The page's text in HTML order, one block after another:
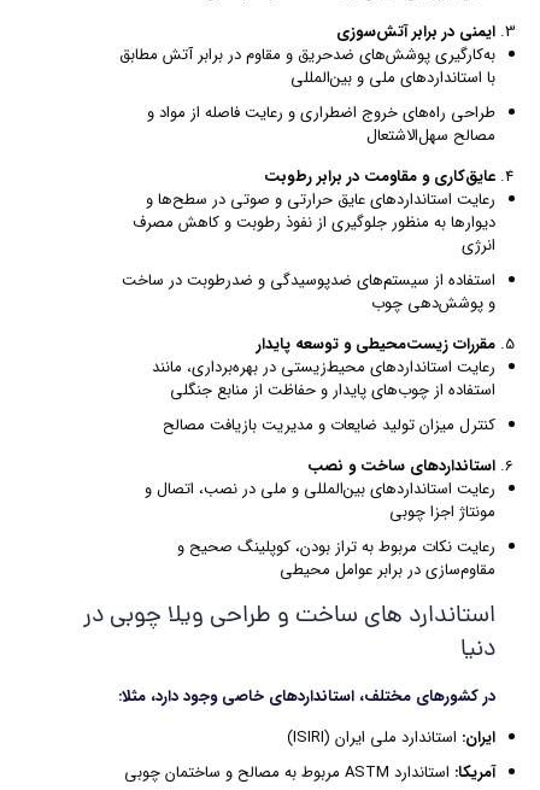
ایمنی در برابر آتش‌سوزی
به‌کارگیری پوشش‌های ضدحریق و مقاوم در برابر آتش مطابق
با استانداردهای ملی و بین‌المللی
طراحی راه‌های خروج اضطراری و رعایت فاصله از مواد و
مصالح سهل‌الاشتعال
عایق‌کاری و مقاومت در برابر رطوبت
رعایت استانداردهای عایق حرارتی و صوتی در سطح‌ها و
دیوارها به منظور جلوگیری از نفوذ رطوبت و کاهش مصرف
انرژی
استفاده از سیستم‌های ضدپوسیدگی و ضدرطوبت در ساخت
و پوشش‌دهی چوب
مقررات زیست‌محیطی و توسعه پایدار
رعایت استانداردهای محیط‌زیستی در بهره‌برداری، مانند
استفاده از چوب‌های پایدار و حفاظت از منابع جنگلی
کنترل میزان تولید ضایعات و مدیریت بازیافت مصالح
استانداردهای ساخت و نصب
رعایت استانداردهای بین‌المللی و ملی در نصب، اتصال و
مونتاژ اجزا چوبی
رعایت نکات مربوط به تراز بودن، کوپلینگ صحیح و
مقاوم‌سازی در برابر عوامل محیطی
استاندارد های ساخت و طراحی ویلا چوبی در
دنیا
در کشورهای مختلف، استانداردهای خاصی وجود دارد، مثلا:
ایران: استاندارد ملی ایران (ISIRI)
آمریکا: استاندارد ASTM مربوط به مصالح و ساختمان چوبی